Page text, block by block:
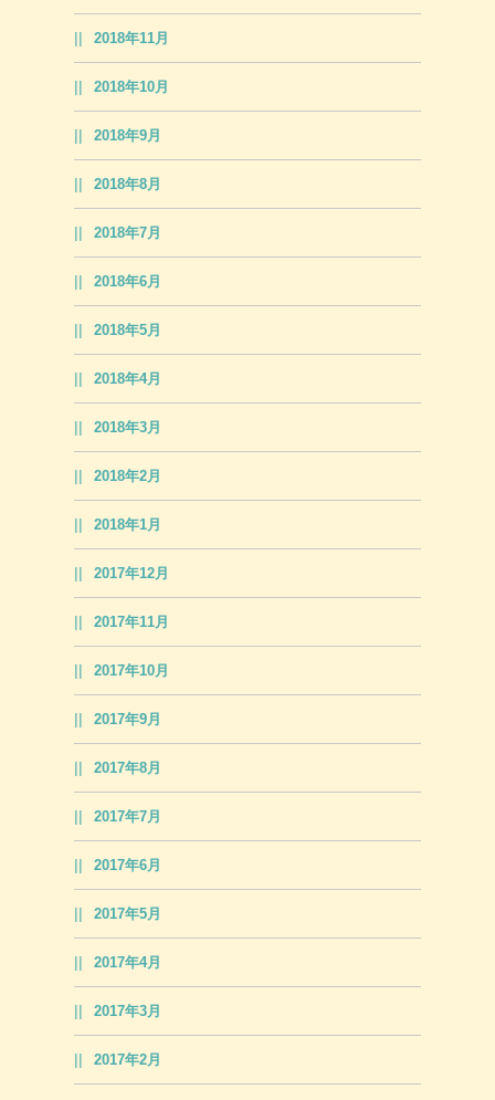
2018年11月
2018年10月
2018年9月
2018年8月
2018年7月
2018年6月
2018年5月
2018年4月
2018年3月
2018年2月
2018年1月
2017年12月
2017年11月
2017年10月
2017年9月
2017年8月
2017年7月
2017年6月
2017年5月
2017年4月
2017年3月
2017年2月